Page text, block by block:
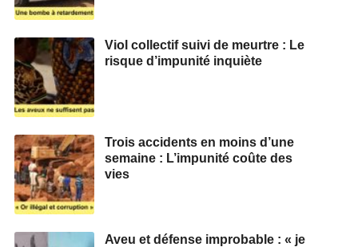
Viol collectif suivi de meurtre : Le
risque d’impunité inquiète
Trois accidents en moins d’une
semaine : L’impunité coûte des
vies
Aveu et défense improbable : « je